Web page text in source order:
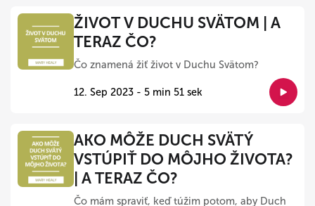
ŽIVOT V DUCHU SVÄTOM | A
TERAZ ČO?
Čo znamená žiť život v Duchu Svätom?
12. Sep 2023 - 5 min 51 sek
AKO MÔŽE DUCH SVÄTÝ
VSTÚPIŤ DO MÔJHO ŽIVOTA?
| A TERAZ ČO?
Čo mám spraviť, keď túžim potom, aby Duch